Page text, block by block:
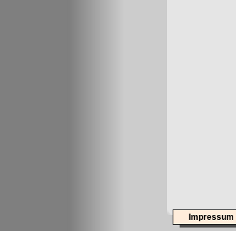
Impressum